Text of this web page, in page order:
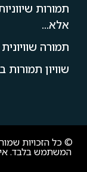
אלא...
תמורה שוויונית בתמ״א 38
שוויון תמורות בתמ״א 38: תמורה
המשתמש בלבד.